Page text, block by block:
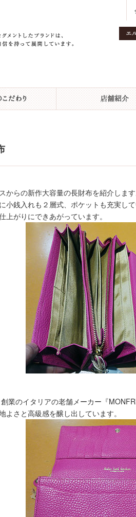
からの新作大容量の長財布を紹介しま
小銭入れも２層式、ポケットも充実し
上がりにできあがっています。
業のイタリアの老舗メーカー『
よさと高級感を醸し出しています。